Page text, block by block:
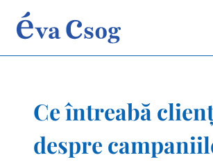
Ce întreabă
despre